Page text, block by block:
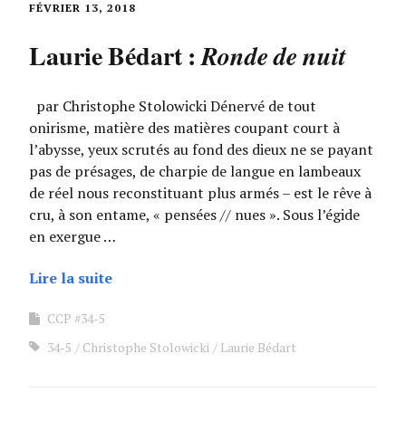
FÉVRIER 13, 2018
Laurie Bédart :Ronde de nuit
par Christophe Stolowicki Dénervé de tout
onirisme, matière des matières coupant court à
l’abysse, yeux scrutés au fond des dieux ne se payant
pas de présages, de charpie de langue en lambeaux
de réel nous reconstituant plus armés – est le rêve à
cru, à son entame, « pensées // nues ». Sous l’égide
en exergue …
Lire la suite
CCP #34-5
34-5
Christophe Stolowicki Laurie Bédart